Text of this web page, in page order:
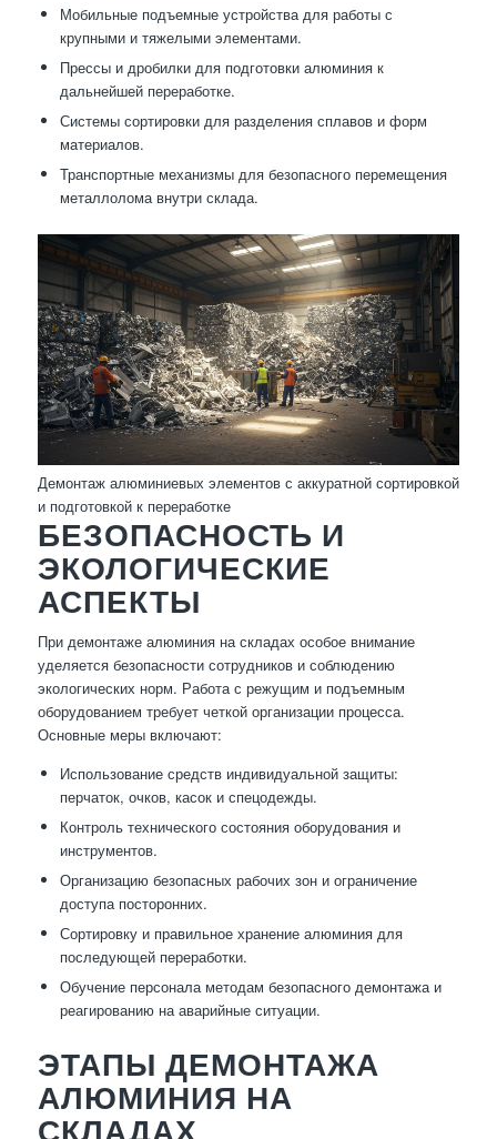
Мобильные подъемные устройства для работы с
крупными и тяжелыми элементами.
Прессы и дробилки для подготовки алюминия к
дальнейшей переработке.
Системы сортировки для разделения сплавов и форм
материалов.
Транспортные механизмы для безопасного перемещения
металлолома внутри склада.
Демонтаж алюминиевых элементов с аккуратной сортировкой
и подготовкой к переработке
БЕЗОПАСНОСТЬ И
ЭКОЛОГИЧЕСКИЕ
АСПЕКТЫ
При демонтаже алюминия на складах особое внимание
уделяется безопасности сотрудников и соблюдению
экологических норм. Работа с режущим и подъемным
оборудованием требует четкой организации процесса.
Основные меры включают:
Использование средств индивидуальной защиты:
перчаток, очков, касок и спецодежды.
Контроль технического состояния оборудования и
инструментов.
Организацию безопасных рабочих зон и ограничение
доступа посторонних.
Сортировку и правильное хранение алюминия для
последующей переработки.
Обучение персонала методам безопасного демонтажа и
реагированию на аварийные ситуации.
ЭТАПЫ ДЕМОНТАЖА
АЛЮМИНИЯ НА
СКЛАДАХ